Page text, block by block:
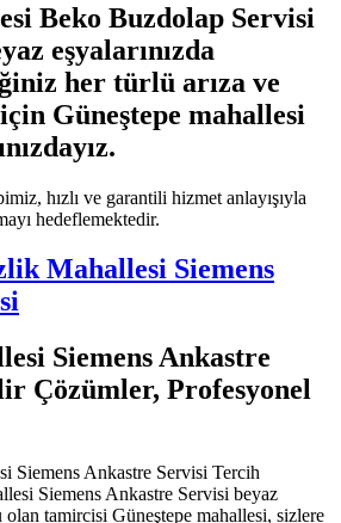
Beko Buzdolap Servisi
eşyalarınızda
her türlü arıza ve
Güneştepe mahallesi
hızlı ve garantili hizmet anlayışıyla
hedeflemektedir.
Mahallesi Siemens
Siemens Ankastre
Çözümler, Profesyonel
Siemens Ankastre Servisi Tercih
Siemens Ankastre Servisi beyaz
olan tamircisi Güneştepe mahallesi, sizlere